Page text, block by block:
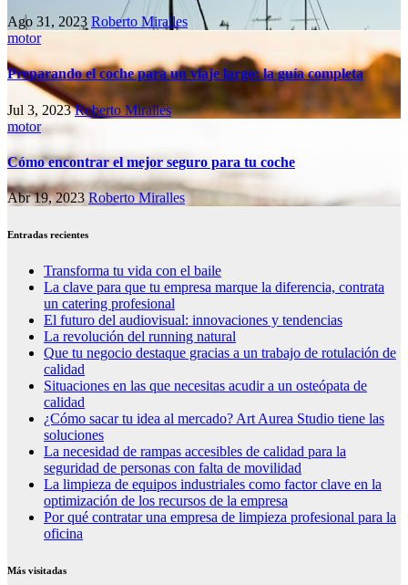
Ago 31, 2023 Roberto Miralles
motor
Preparando el coche para un viaje largo: la guía completa
Jul 3, 2023Roberto Miralles
motor
Cómo encontrar el mejor seguro para tu coche
Abr 19, 2023Roberto Miralles
Entradas recientes
Transforma tu vida con el baile
La clave para que tu empresa marque la diferencia, contrata
un catering profesional
El futuro del audiovisual: innovaciones y tendencias
La revolución del running natural
Que tu negocio destaque gracias a un trabajo de rotulación de
calidad
Situaciones en las que necesitas acudir a un osteópata de
calidad
¿Cómo sacar tu idea al mercado? Art Aurea Studio tiene las
soluciones
La necesidad de rampas accesibles de calidad para la
seguridad de personas con falta de movilidad
La limpieza de equipos industriales como factor clave en la
optimización de los recursos de la empresa
Por qué contratar una empresa de limpieza profesional para la
oficina
Más visitadas